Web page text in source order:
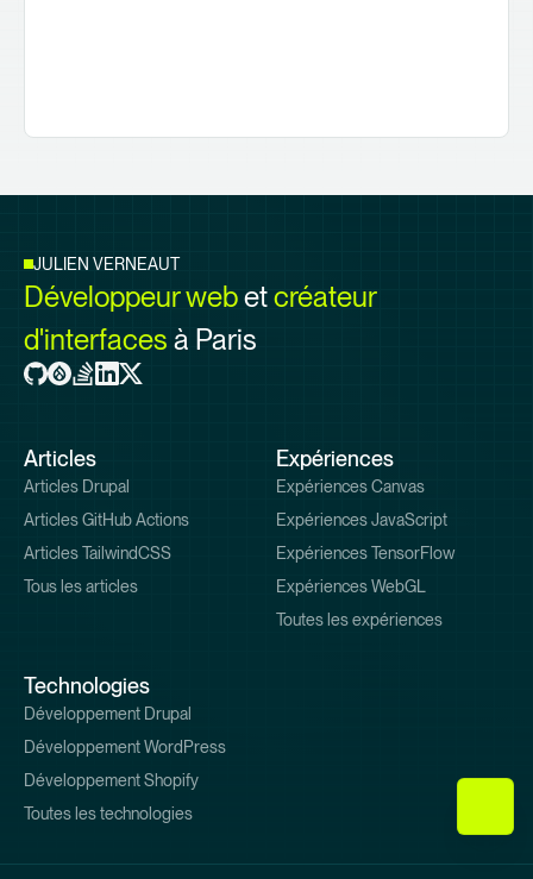
JULIEN VERNEAUT
Développeur webetcréateur
d'interfaces à Paris
Pied
de
page
Articles
Articles Drupal
Articles GitHub Actions
Articles TailwindCSS
Tous les articles
Expériences
Expériences Canvas
Expériences JavaScript
Expériences TensorFlow
Expériences WebGL
Toutes les expériences
Technologies
Développement Drupal
Développement WordPress
Développement Shopify
Toutes les technologies